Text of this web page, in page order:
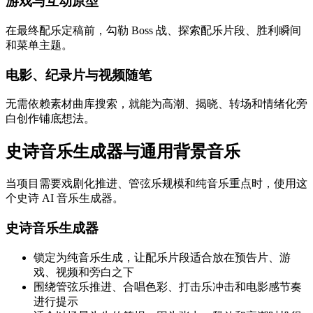
在最终配乐定稿前，勾勒 Boss 战、探索配乐片段、胜利瞬间
和菜单主题。
电影、纪录片与视频随笔
无需依赖素材曲库搜索，就能为高潮、揭晓、转场和情绪化旁
白创作铺底想法。
史诗音乐生成器与通用背景音乐
当项目需要戏剧化推进、管弦乐规模和纯音乐重点时，使用这
个史诗 AI 音乐生成器。
史诗音乐生成器
锁定为纯音乐生成，让配乐片段适合放在预告片、游
戏、视频和旁白之下
围绕管弦乐推进、合唱色彩、打击乐冲击和电影感节奏
进行提示